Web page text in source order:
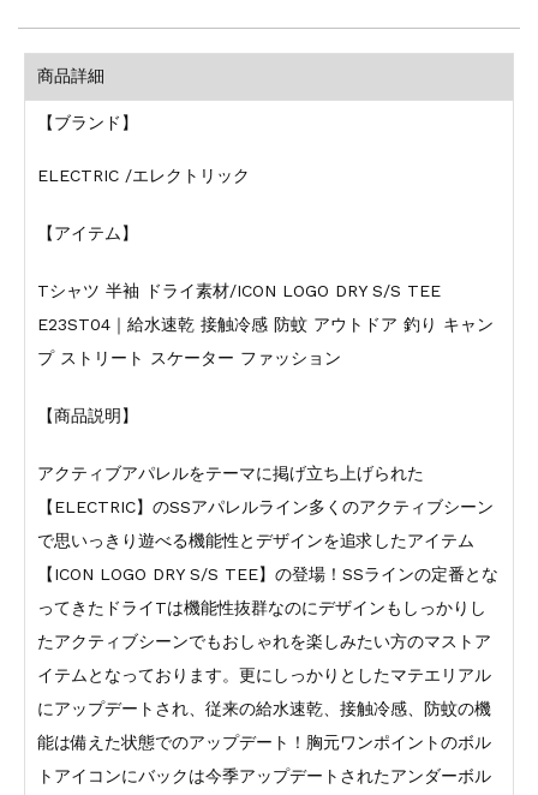
商品詳細
【ブランド】
ELECTRIC /エレクトリック
【アイテム】
Tシャツ 半袖 ドライ素材/ICON LOGO DRY S/S TEE
E23ST04｜給水速乾 接触冷感 防蚊 アウトドア 釣り キャン
プ ストリート スケーター ファッション
【商品説明】
アクティブアパレルをテーマに掲げ立ち上げられた
【ELECTRIC】のSSアパレルライン多くのアクティブシーン
で思いっきり遊べる機能性とデザインを追求したアイテム
【ICON LOGO DRY S/S TEE】の登場！SSラインの定番とな
ってきたドライTは機能性抜群なのにデザインもしっかりし
たアクティブシーンでもおしゃれを楽しみたい方のマストア
イテムとなっております。更にしっかりとしたマテエリアル
にアップデートされ、従来の給水速乾、接触冷感、防蚊の機
能は備えた状態でのアップデート！胸元ワンポイントのボル
トアイコンにバックは今季アップデートされたアンダーボル